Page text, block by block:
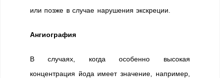
или позже в случае нарушения экскреции.
Ангиография
В случаях, когда особенно высокая
концентрация йода имеет значение, например,